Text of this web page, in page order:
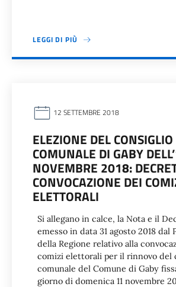
LEGGI DI PIÙ
12 SETTEMBRE 2018
ELEZIONE DEL CONSIGLIO
COMUNALE DI GABY
NOVEMBRE 2018:
CONVOCAZIONE DEI
ELETTORALI
Si allegano in calce, la Nota e il
emesso in data 31 agosto 2018 dal
della Regione relativo alla
comizi elettorali per il rinnovo del
comunale del Comune di Gaby
giorno di domenica 11 novembre